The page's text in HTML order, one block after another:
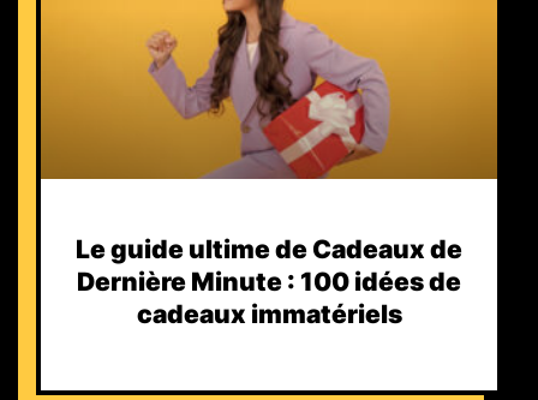
Le guide ultime de Cadeaux de
Dernière Minute : 100 idées de
cadeaux immatériels